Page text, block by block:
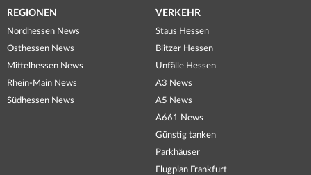
REGIONEN
Nordhessen News
Osthessen News
Mittelhessen News
Rhein-Main News
Südhessen News
VERKEHR
Staus Hessen
Blitzer Hessen
Unfälle Hessen
A3 News
A5 News
A661 News
Günstig tanken
Parkhäuser
Flugplan Frankfurt